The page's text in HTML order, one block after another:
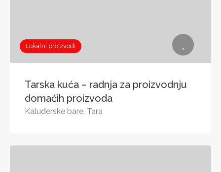
Lokalni proizvodi
Tarska kuća – radnja za proizvodnju
domaćih proizvoda
Kaluđerske bare, Tara